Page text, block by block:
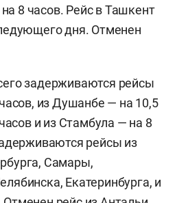
8 часов. Рейс в Ташкент
дня. Отменен
задерживаются рейсы
из Душанбе — на 10,5
и из Стамбула — на 8
рейсы из
Самары,
Екатеринбурга, и